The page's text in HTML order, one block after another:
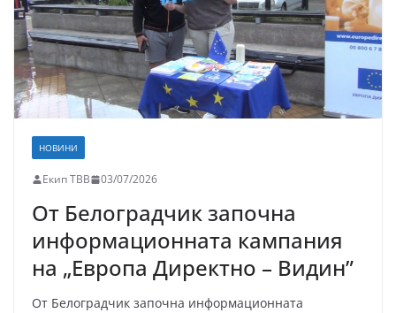
НОВИНИ
Екип ТВВ 03/07/2026
От Белоградчик започна
информационната кампания
на „Европа Директно – Видин”
От Белоградчик започна информационната